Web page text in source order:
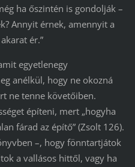
ha őszintén is gondolják –
Annyit érnek, amennyit a
ér.”
egyetlenegy
anélkül, hogy ne okozná
ne tenne követőiben.
építeni, mert „hogyha
fárad az építő” (Zsolt 126).
–, hogy fönntartjátok
a vallásos hittől, vagy ha